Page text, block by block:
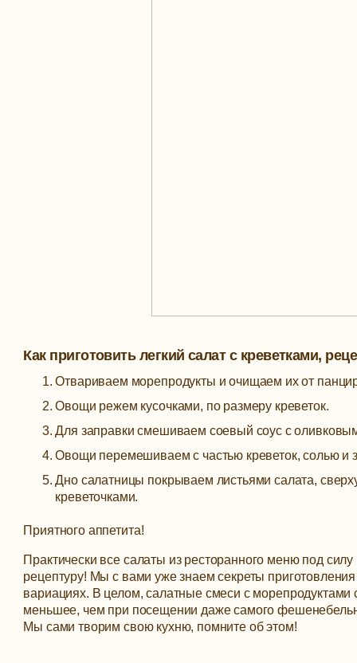
Как приготовить легкий салат с креветками,
Отвариваем морепродукты и очищаем их от
Овощи режем кусочками, по размеру креветок.
Для заправки смешиваем соевый соус с
Овощи перемешиваем с частью креветок, солью и
Дно салатницы покрываем листьями салата,
креветочками.
Приятного аппетита!
Практически все салаты из ресторанного меню под
рецептуру! Мы с вами уже знаем секреты
вариациях. В целом, салатные смеси с морепродуктами
меньшее, чем при посещении даже самого
Мы сами творим свою кухню, помните об этом!